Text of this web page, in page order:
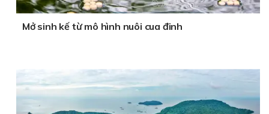
Mở sinh kế từ mô hình nuôi cua đinh